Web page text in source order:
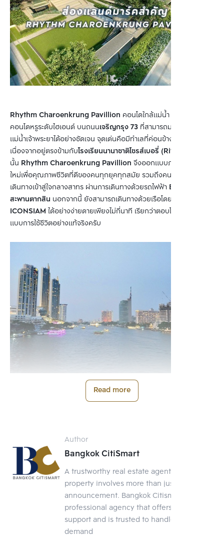
Rhythm Charoenkrung Pavillion คอนโดใกล้แม่น้ำ จัดอยู่ในกลุ่ม
คอนโดหรูระดับไฮเอนด์ บนถนนเจริญกรุง 73 ที่สามารถมองเห็นวิว
แม่น้ำเจ้าพระยาได้อย่างชัดเจน จุดเด่นคือมีทำเลที่ค่อนข้างน่าสนใจ
เนื่องจากอยู่ตรงข้ามกับโรงเรียนนานาชาติโชรส์เบอรี่ (Riverside)
นั้น Rhythm Charoenkrung Pavillion จึงออกแบบภายใต้แนวคิด
ใหม่เพื่อคุณภาพชีวิตที่ดีของคนทุกยุคทุกสมัย รวมถึงคนทำงานที่ต้อง
เดินทางเข้าสู่ใจกลางสาทร ผ่านการเดินทางด้วยรถไฟฟ้า BTS สถานี
สะพานตากสิน นอกจากนี้ ยังสามารถเดินทางด้วยเรือโดยสารเพื่อไปยัง
ICONSIAM ได้อย่างง่ายดายเพียงไม่กี่นาที เรียกว่าตอบโจทย์ทุกรูป
แบบการใช้ชีวิตอย่างแท้จริงครับ
Read more
Author
Bangkok CitiSmart
A trustworthy real estate agent Selling a
property involves more than just posting an
announcement. Bangkok Citismart is a
professional agency that offers full-service
support and is trusted to handle your
demand